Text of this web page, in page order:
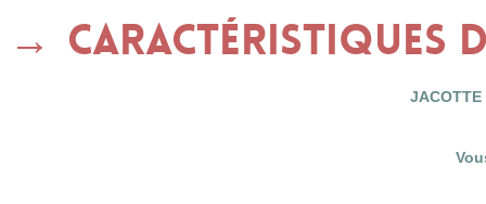
Caractéristiques